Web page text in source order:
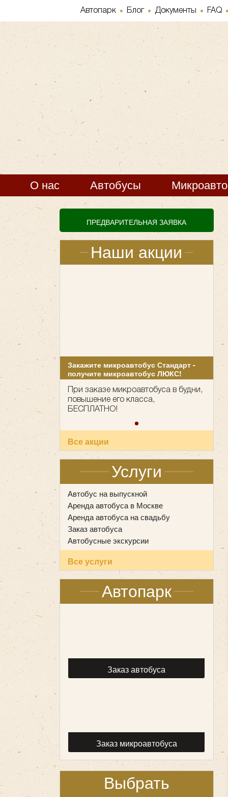
Автопарк Блог Документы FAQ
О нас Автобусы
ПРЕДВАРИТЕЛЬНАЯ ЗАЯВКА
Наши акции
Закажите микроавтобус Стандарт -
получите микроавтобус ЛЮКС!
При заказе микроавтобуса в будни,
повышение его класса,
БЕСПЛАТНО!
Все акции
Услуги
Автобус на выпускной
Аренда автобуса в Москве
Аренда автобуса на свадьбу
Заказ автобуса
Автобусные экскурсии
Все услуги
Автопарк
Заказ автобуса
Заказ микроавтобуса
Выбрать